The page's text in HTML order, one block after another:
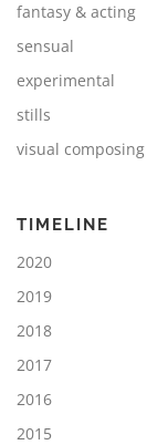
fantasy & acting
sensual
experimental
stills
visual composing
TIMELINE
2020
2019
2018
2017
2016
2015